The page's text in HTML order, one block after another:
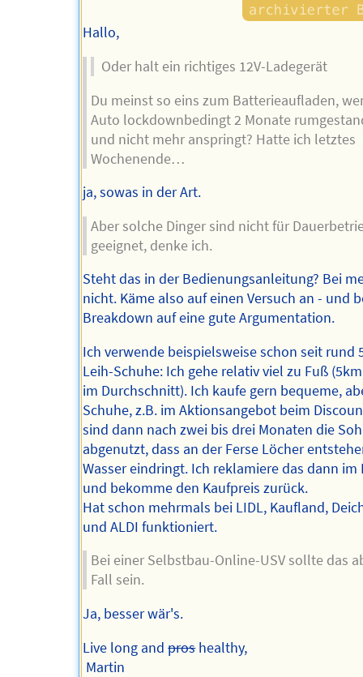
Hallo,
Oder halt ein richtiges 12V-Ladegerät
Du meinst so eins zum Batterieaufladen,
Auto lockdownbedingt 2 Monate
und nicht mehr anspringt? Hatte ich letztes
Wochenende…
ja, sowas in der Art.
Aber solche Dinger sind nicht für
geeignet, denke ich.
Steht das in der Bedienungsanleitung? Bei
nicht. Käme also auf einen Versuch an - und
Breakdown auf eine gute Argumentation.
Ich verwende beispielsweise schon seit rund
Leih-Schuhe: Ich gehe relativ viel zu Fuß
im Durchschnitt). Ich kaufe gern bequeme,
Schuhe, z.B. im Aktionsangebot beim
sind dann nach zwei bis drei Monaten die
abgenutzt, dass an der Ferse Löcher
Wasser eindringt. Ich reklamiere das dann im
und bekomme den Kaufpreis zurück.
Hat schon mehrmals bei LIDL, Kaufland,
und ALDI funktioniert.
Bei einer Selbstbau-Online-USV sollte das
Fall sein.
Ja, besser wär's.
Live long andproshealthy,
Martin